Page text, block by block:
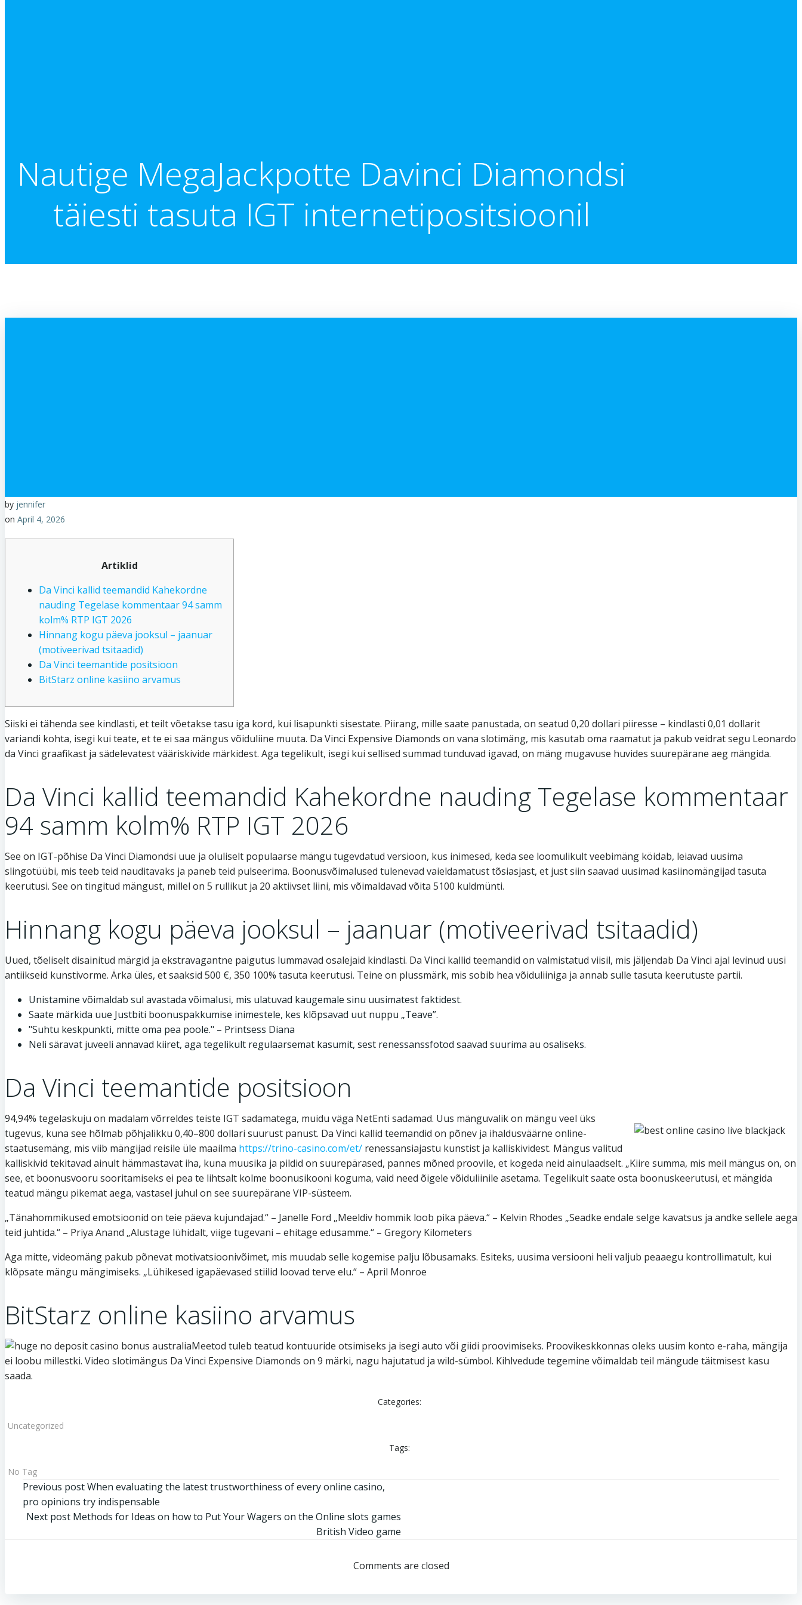
Nautige MegaJackpotte Davinci Diamondsi
täiesti tasuta IGT internetipositsioonil
by jennifer
on April 4, 2026
Artiklid
Da Vinci kallid teemandid Kahekordne
nauding Tegelase kommentaar 94 samm
kolm% RTP IGT 2026
Hinnang kogu päeva jooksul – jaanuar
(motiveerivad tsitaadid)
Da Vinci teemantide positsioon
BitStarz online kasiino arvamus
Siiski ei tähenda see kindlasti, et teilt võetakse tasu iga kord, kui lisapunkti sisestate. Piirang, mille saate panustada, on seatud 0,20 dollari piiresse – kindlasti 0,01 dollarit
variandi kohta, isegi kui teate, et te ei saa mängus võiduliine muuta. Da Vinci Expensive Diamonds on vana slotimäng, mis kasutab oma raamatut ja pakub veidrat segu Leonardo
da Vinci graafikast ja sädelevatest vääriskivide märkidest. Aga tegelikult, isegi kui sellised summad tunduvad igavad, on mäng mugavuse huvides suurepärane aeg mängida.
Da Vinci kallid teemandid Kahekordne nauding Tegelase kommentaar
94 samm kolm% RTP IGT 2026
See on IGT-põhise Da Vinci Diamondsi uue ja oluliselt populaarse mängu tugevdatud versioon, kus inimesed, keda see loomulikult veebimäng köidab, leiavad uusima
slingotüübi, mis teeb teid nauditavaks ja paneb teid pulseerima. Boonusvõimalused tulenevad vaieldamatust tõsiasjast, et just siin saavad uusimad kasiinomängijad tasuta
keerutusi. See on tingitud mängust, millel on 5 rullikut ja 20 aktiivset liini, mis võimaldavad võita 5100 kuldmünti.
Hinnang kogu päeva jooksul – jaanuar (motiveerivad tsitaadid)
Uued, tõeliselt disainitud märgid ja ekstravagantne paigutus lummavad osalejaid kindlasti. Da Vinci kallid teemandid on valmistatud viisil, mis jäljendab Da Vinci ajal levinud uusi
antiikseid kunstivorme. Ärka üles, et saaksid 500 €, 350 100% tasuta keerutusi. Teine on plussmärk, mis sobib hea võiduliiniga ja annab sulle tasuta keerutuste partii.
Unistamine võimaldab sul avastada võimalusi, mis ulatuvad kaugemale sinu uusimatest faktidest.
Saate märkida uue Justbiti boonuspakkumise inimestele, kes klõpsavad uut nuppu „Teave”.
"Suhtu keskpunkti, mitte oma pea poole." – Printsess Diana
Neli säravat juveeli annavad kiiret, aga tegelikult regulaarsemat kasumit, sest renessanssfotod saavad suurima au osaliseks.
Da Vinci teemantide positsioon
94,94% tegelaskuju on madalam võrreldes teiste IGT sadamatega, muidu väga NetEnti sadamad. Uus mänguvalik on mängu veel üks
tugevus, kuna see hõlmab põhjalikku 0,40–800 dollari suurust panust. Da Vinci kallid teemandid on põnev ja ihaldusväärne online-
staatusemäng, mis viib mängijad reisile üle maailma https://trino-casino.com/et/ renessansiajastu kunstist ja kalliskividest. Mängus valitud
kalliskivid tekitavad ainult hämmastavat iha, kuna muusika ja pildid on suurepärased, pannes mõned proovile, et kogeda neid ainulaadselt. „Kiire summa, mis meil mängus on, on
see, et boonusvooru sooritamiseks ei pea te lihtsalt kolme boonusikooni koguma, vaid need õigele võiduliinile asetama. Tegelikult saate osta boonuskeerutusi, et mängida
teatud mängu pikemat aega, vastasel juhul on see suurepärane VIP-süsteem.
„Tänahommikused emotsioonid on teie päeva kujundajad.“ – Janelle Ford „Meeldiv hommik loob pika päeva.“ – Kelvin Rhodes „Seadke endale selge kavatsus ja andke sellele aega
teid juhtida.“ – Priya Anand „Alustage lühidalt, viige tugevani – ehitage edusamme.“ – Gregory Kilometers
Aga mitte, videomäng pakub põnevat motivatsioonivõimet, mis muudab selle kogemise palju lõbusamaks. Esiteks, uusima versiooni heli valjub peaaegu kontrollimatult, kui
klõpsate mängu mängimiseks. „Lühikesed igapäevased stiilid loovad terve elu.“ – April Monroe
BitStarz online kasiino arvamus
Meetod tuleb teatud kontuuride otsimiseks ja isegi auto või giidi proovimiseks. Proovikeskkonnas oleks uusim konto e-raha, mängija
ei loobu millestki. Video slotimängus Da Vinci Expensive Diamonds on 9 märki, nagu hajutatud ja wild-sümbol. Kihlvedude tegemine võimaldab teil mängude täitmisest kasu
saada.
Categories:
Uncategorized
Tags:
No Tag
Post
navigation
Previous postWhen evaluating the latest trustworthiness of every online casino,
pro opinions try indispensable
Post
Next post Methods for Ideas on how to Put Your Wagers on the Online slots games
British Video game
Comments are closed